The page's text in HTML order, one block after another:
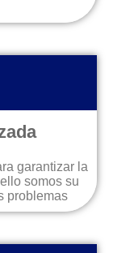
garantizar la
somos su
problemas